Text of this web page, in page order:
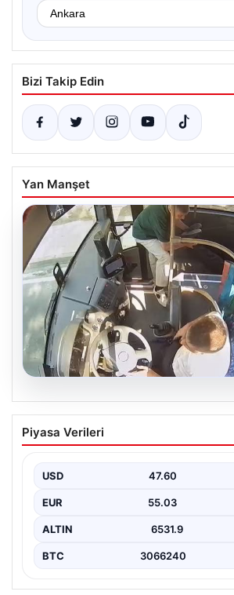
Bizi Takip Edin
Yan Manşet
Otobüste Rahatsızlanan
Hızla Hastaneye Yönlendirdi
otobüslerinde yaşanan ilginç ve dikkat
Piyasa Verileri
USD 47.60
EUR 55.03
ALTIN 6531.9
BTC 3066240